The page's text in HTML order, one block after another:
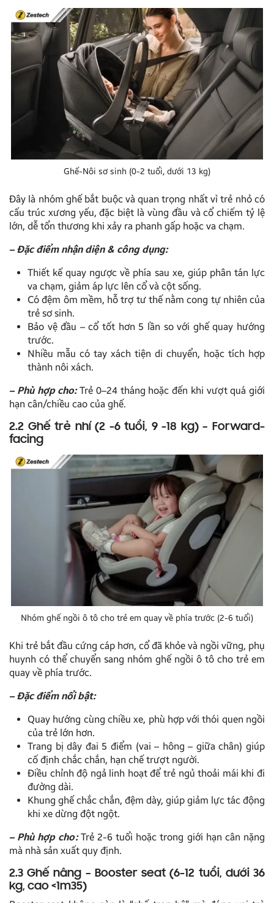
Ghế-Nôi sơ sinh (0-2 tuổi, dưới 13 kg)
Đây là nhóm ghế bắt buộc và quan trọng nhất vì trẻ nhỏ có
cấu trúc xương yếu, đặc biệt là vùng đầu và cổ chiếm tỷ lệ
lớn, dễ tổn thương khi xảy ra phanh gấp hoặc va chạm.
– Đặc điểm nhận diện & công dụng:
Thiết kế quay ngược về phía sau xe, giúp phân tán lực
va chạm, giảm áp lực lên cổ và cột sống.
Có đệm ôm mềm, hỗ trợ tư thế nằm cong tự nhiên của
trẻ sơ sinh.
Bảo vệ đầu – cổ tốt hơn 5 lần so với ghế quay hướng
trước.
Nhiều mẫu có tay xách tiện di chuyển, hoặc tích hợp
thành nôi xách.
– Phù hợp cho:Trẻ 0–24 tháng hoặc đến khi vượt quá giới
hạn cân/chiều cao của ghế.
2.2 Ghế trẻ nhí (2 -6 tuổi, 9 -18 kg) – Forward-
facing
Nhóm ghế ngồi ô tô cho trẻ em quay về phía trước (2-6 tuổi)
Khi trẻ bắt đầu cứng cáp hơn, cổ đã khỏe và ngồi vững, phụ
huynh có thể chuyển sang nhóm ghế ngồi ô tô cho trẻ em
quay về phía trước.
– Đặc điểm nổi bật:
Quay hướng cùng chiều xe, phù hợp với thói quen ngồi
của trẻ lớn hơn.
Trang bị dây đai 5 điểm (vai – hông – giữa chân) giúp
cố định chắc chắn, hạn chế trượt người.
Điều chỉnh độ ngả linh hoạt để trẻ ngủ thoải mái khi đi
đường dài.
Khung ghế chắc chắn, đệm dày, giúp giảm lực tác động
khi xe dừng đột ngột.
– Phù hợp cho:Trẻ 2-6 tuổi hoặc trong giới hạn cân nặng
mà nhà sản xuất quy định.
2.3 Ghế nâng – Booster seat (6-12 tuổi, dưới 36
kg, cao <1m35)